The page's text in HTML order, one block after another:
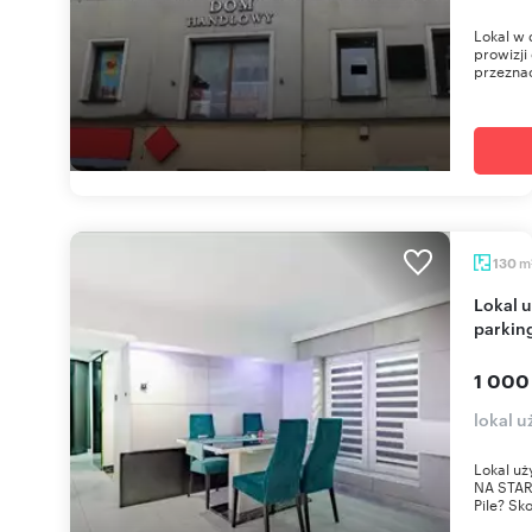
Lokal w
prowizji
130 m
Lokal użytkowy 130 m² w Piła (Zamość, Okólna) z
1 000
lokal
Lokal
NA
Pile?